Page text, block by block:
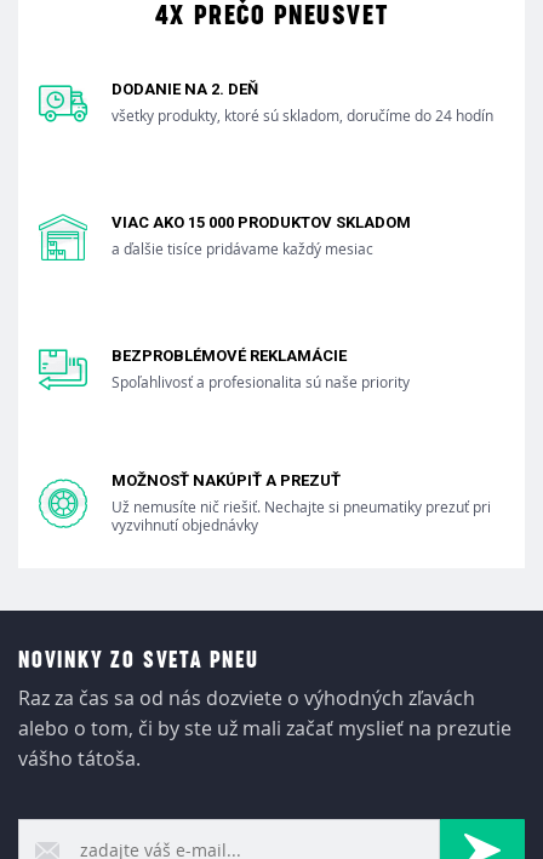
4X PREČO PNEUSVET
DODANIE NA 2. DEŇ
všetky produkty, ktoré sú skladom, doručíme do 24 hodín
VIAC AKO 15 000 PRODUKTOV SKLADOM
a ďalšie tisíce pridávame každý mesiac
BEZPROBLÉMOVÉ REKLAMÁCIE
Spoľahlivosť a profesionalita sú naše priority
MOŽNOSŤ NAKÚPIŤ A PREZUŤ
Už nemusíte nič riešiť. Nechajte si pneumatiky prezuť pri
vyzvihnutí objednávky
NOVINKY ZO SVETA PNEU
Raz za čas sa od nás dozviete o výhodných zľavách
alebo o tom, či by ste už mali začať myslieť na prezutie
vášho tátoša.